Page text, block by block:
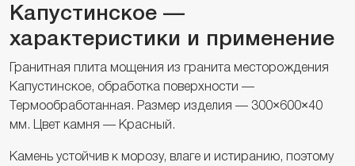
Капустинское —
характеристики и применение
Гранитная плита мощения из гранита месторождения
Капустинское, обработка поверхности —
Термообработанная. Размер изделия — 300×600×40
мм. Цвет камня — Красный.
Камень устойчив к морозу, влаге и истиранию, поэтому